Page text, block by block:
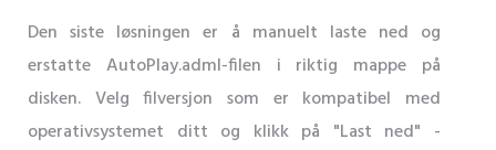
Den siste løsningen er å manuelt laste ned og
erstatte AutoPlay.adml-filen i riktig mappe på
disken. Velg filversjon som er kompatibel med
operativsystemet ditt og klikk på "Last ned" -